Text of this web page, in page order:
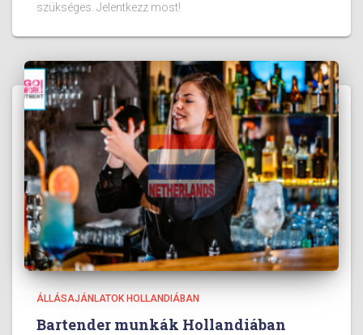
szükséges. Jelentkezz most!
ÁLLÁSAJÁNLATOK HOLLANDIÁBAN
Bartender munkák Hollandiában